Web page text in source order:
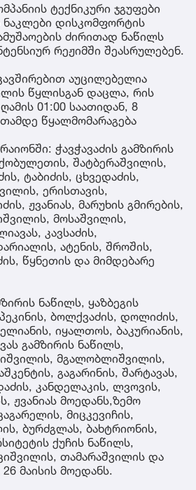
ტექნიკური ჯგუფები
ნაკლები დისკომფორტის
ძირითად ნაწილს
რეჟიმში შეასრულებენ.
აუცილებელია
წყლისგან დაცლა, რის
01:00 საათიდან, 8
წყალმომარაგება
ჭავჭავაძის გამზირის
შატბერაშვილის,
ტაბიძის, ცხვედაძის,
ერისთავის,
ჟვანიას, მარუხის გმირების,
მოსაშვილის,
კავსაძის,
ატენის, შროშის,
წყნეთის და მიმდებარე
ნაწილს, ყაზბეგის
ბოლქვაძის, დოლიძის,
იყალთოს, ბაკურიანის,
გამზირის ნაწილს,
მგალობლიშვილის,
გაგარინის, შარტავას,
კანდელაკის, ლვოვის,
ჟვანიას მოედანს,ზემო
მიცკევიჩის,
ბურძგლას, ბახტრიონის,
ქუჩის ნაწილს,
თამარაშვილის და
მაისის მოედანს.